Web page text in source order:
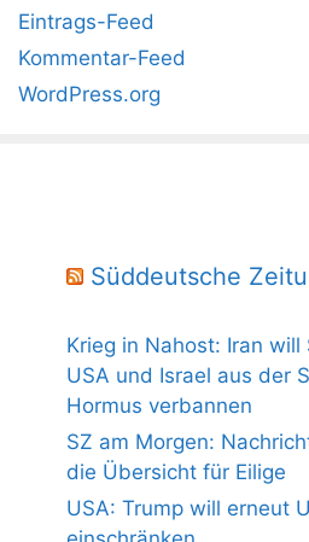
Eintrags-Feed
Kommentar-Feed
WordPress.org
Süddeutsche
Krieg in Nahost: Iran
USA und Israel aus der
Hormus verbannen
SZ am Morgen:
die Übersicht für Eilige
USA: Trump will erneut